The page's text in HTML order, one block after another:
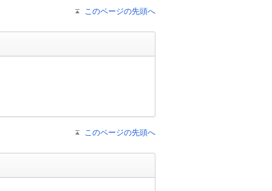
このページの先頭へ
このページの先頭へ